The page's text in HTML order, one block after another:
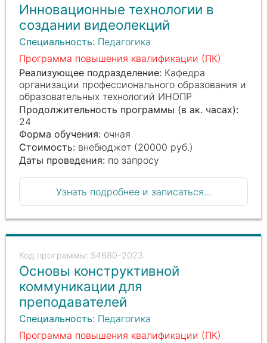
Инновационные технологии в
создании видеолекций
Специальность: Педагогика
Программа повышения квалификации (ПК)
Реализующее подразделение: Кафедра
организации профессионального образования и
образовательных технологий ИНОПР
Продолжительность программы (в ак. часах):
24
Форма обучения: очная
Стоимость: внебюджет (20000 руб.)
Даты проведения: по запросу
Узнать подробнее и записаться...
54680-2023
Основы конструктивной
коммуникации для
преподавателей
Специальность: Педагогика
Программа повышения квалификации (ПК)